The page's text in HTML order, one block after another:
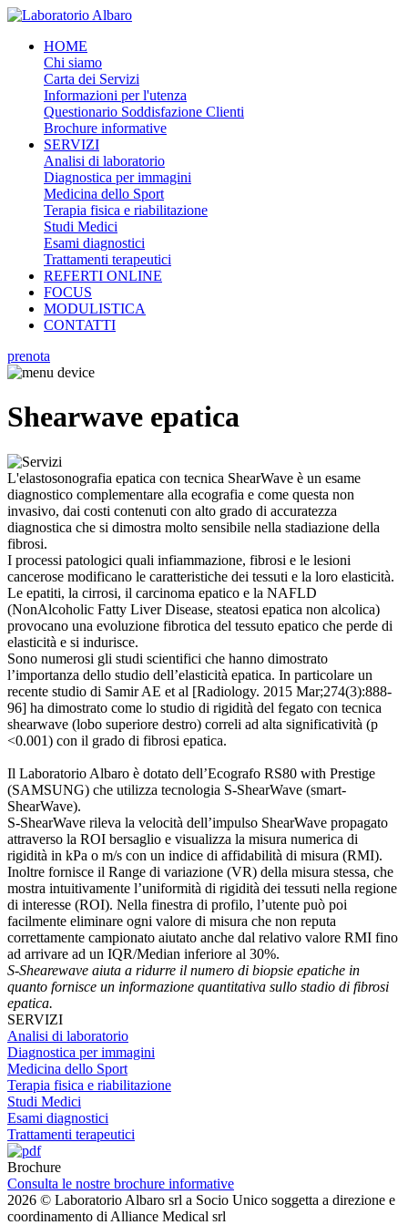
HOME
Chi siamo
Carta dei Servizi
Informazioni per l'utenza
Questionario Soddisfazione Clienti
Brochure informative
SERVIZI
Analisi di laboratorio
Diagnostica per immagini
Medicina dello Sport
Terapia fisica e riabilitazione
Studi Medici
Esami diagnostici
Trattamenti terapeutici
REFERTI ONLINE
FOCUS
MODULISTICA
CONTATTI
prenota
Shearwave epatica
L'elastosonografia epatica con tecnica ShearWave è un esame
diagnostico complementare alla ecografia e come questa non
invasivo, dai costi contenuti con alto grado di accuratezza
diagnostica che si dimostra molto sensibile nella stadiazione della
fibrosi.
I processi patologici quali infiammazione, fibrosi e le lesioni
cancerose modificano le caratteristiche dei tessuti e la loro elasticità.
Le epatiti, la cirrosi, il carcinoma epatico e la NAFLD
(NonAlcoholic Fatty Liver Disease, steatosi epatica non alcolica)
provocano una evoluzione fibrotica del tessuto epatico che perde di
elasticità e si indurisce.
Sono numerosi gli studi scientifici che hanno dimostrato
l’importanza dello studio dell’elasticità epatica. In particolare un
recente studio di Samir AE et al [Radiology. 2015 Mar;274(3):888-
96] ha dimostrato come lo studio di rigidità del fegato con tecnica
shearwave (lobo superiore destro) correli ad alta significatività (p
<0.001) con il grado di fibrosi epatica.
Il Laboratorio Albaro è dotato dell’Ecografo RS80 with Prestige
(SAMSUNG) che utilizza tecnologia S-ShearWave (smart-
ShearWave).
S-ShearWave rileva la velocità dell’impulso ShearWave propagato
attraverso la ROI bersaglio e visualizza la misura numerica di
rigidità in kPa o m/s con un indice di affidabilità di misura (RMI).
Inoltre fornisce il Range di variazione (VR) della misura stessa, che
mostra intuitivamente l’uniformità di rigidità dei tessuti nella regione
di interesse (ROI). Nella finestra di profilo, l’utente può poi
facilmente eliminare ogni valore di misura che non reputa
correttamente campionato aiutato anche dal relativo valore RMI fino
ad arrivare ad un IQR/Median inferiore al 30%.
S-Shearewave aiuta a ridurre il numero di biopsie epatiche in
quanto fornisce un informazione quantitativa sullo stadio di fibrosi
epatica.
SERVIZI
Analisi di laboratorio
Diagnostica per immagini
Medicina dello Sport
Terapia fisica e riabilitazione
Studi Medici
Esami diagnostici
Trattamenti terapeutici
Brochure
Consulta le nostre brochure informative
2026 © Laboratorio Albaro srl a Socio Unico soggetta a direzione e
coordinamento di Alliance Medical srl